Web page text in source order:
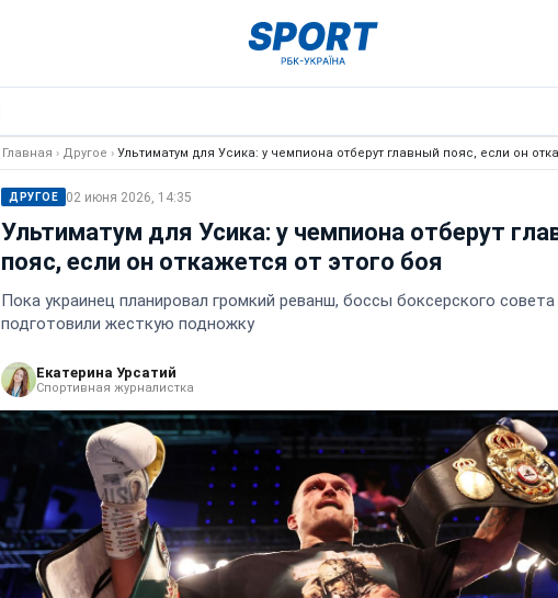
Главная › Другое › Ультиматум для Усика: у чемпиона отберут главный пояс, если он
ДРУГОЕ 02 июня 2026, 14:35
Ультиматум для Усика: у чемпиона отберут
пояс, если он откажется от этого боя
Пока украинец планировал громкий реванш, боссы боксерского совета
подготовили жесткую подножку
Екатерина Урсатий
Спортивная журналистка